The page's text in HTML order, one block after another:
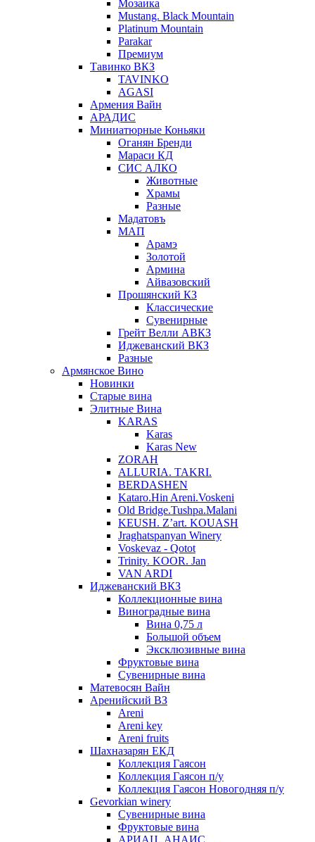
Мозаика
Mustang. Black Mountain
Platinum Mountain
Parakar
Премиум
Тавинко ВКЗ
TAVINKO
AGASI
Армения Вайн
АРАДИС
Миниатюрные Коньяки
Оганян Бренди
Мараси КД
СИС АЛКО
Животные
Храмы
Разные
Мадатовъ
МАП
Арамэ
Золотой
Армина
Айвазовский
Прошянский КЗ
Классические
Сувенирные
Грейт Велли АВКЗ
Иджеванский ВКЗ
Разные
Армянское Вино
Новинки
Старые вина
Элитные Вина
KARAS
Karas
Karas New
ZORAH
ALLURIA. TAKRI.
BERDASHEN
Kataro.Hin Areni.Voskeni
Old Bridge.Tushpa.Malani
KEUSH. Z’art. KOUASH
Jraghatspanyan Winery
Voskevaz - Qotot
Trinity. KOOR. Jan
VAN ARDI
Иджеванский ВКЗ
Коллекционные вина
Виноградные вина
Вина 0,75 л
Большой объем
Эксклюзивные вина
Фруктовые вина
Cувенирные вина
Матевосян Вайн
Аренийский ВЗ
Areni
Areni key
Areni fruits
Шахназарян ЕКД
Коллекция Гаясон
Коллекция Гаясон п/у
Коллекция Гаясон Новогодняя п/у
Gevorkian winery
Сувенирные вина
Фруктовые вина
АРИАЦ. АНАИС